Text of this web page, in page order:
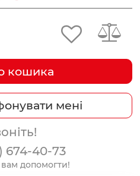
кошика
мені
674-40-73
допомогти!